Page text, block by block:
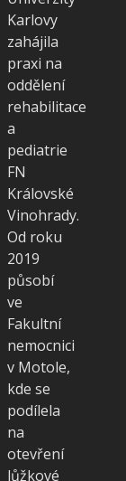
Karlovy
zahájila
praxi na
oddělení
rehabilitace
a
pediatrie
FN
Královské
Vinohrady.
Od roku
2019
působí
ve
Fakultní
nemocnici
v Motole,
kde se
podílela
na
otevření
lůžkové